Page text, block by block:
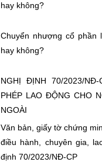
hay không?
Chuyển nhượng cổ phần
hay không?
NGHỊ ĐỊNH 70/2023/
PHÉP LAO ĐỘNG CHO
NGOÀI
Văn bản, giấy tờ chứng
điều hành, chuyên gia,
định 70/2023/NĐ-CP